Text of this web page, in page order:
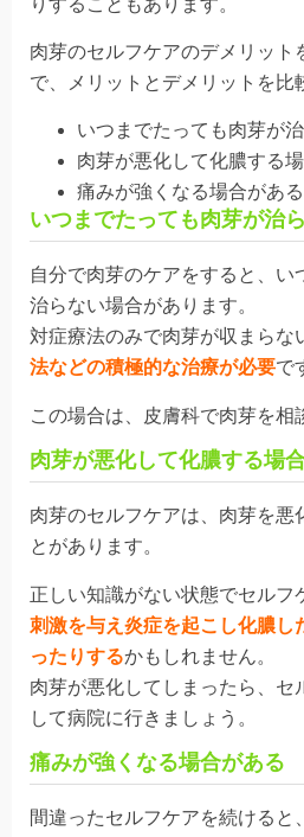
肉芽のセルフケアのデメリット
で、メリットとデメリットを比
いつまでたっても肉芽が
肉芽が悪化して化膿する
痛みが強くなる場合がある
いつまでたっても肉芽が治
自分で肉芽のケアをすると、い
治らない場合があります。
対症療法のみで肉芽が収まらな
法などの積極的な治療が必要で
この場合は、皮膚科で肉芽を相
肉芽が悪化して化膿する場
肉芽のセルフケアは、肉芽を悪
とがあります。
正しい知識がない状態でセルフ
刺激を与え炎症を起こし化膿し
ったりするかもしれません。
肉芽が悪化してしまったら、セ
して病院に行きましょう。
痛みが強くなる場合がある
間違ったセルフケアを続けると、